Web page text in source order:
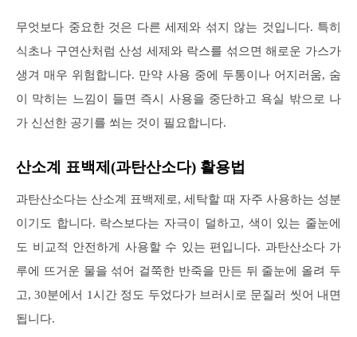
무엇보다 중요한 것은 다른 세제와 섞지 않는 것입니다. 특히
식초나 구연산처럼 산성 세제와 락스를 섞으면 해로운 가스가
생겨 매우 위험합니다. 만약 사용 중에 두통이나 어지러움, 숨
이 막히는 느낌이 들면 즉시 사용을 중단하고 욕실 밖으로 나
가 신선한 공기를 쐬는 것이 필요합니다.
산소계 표백제(과탄산소다) 활용법
과탄산소다는 산소계 표백제로, 세탁할 때 자주 사용하는 성분
이기도 합니다. 락스보다는 자극이 덜하고, 색이 있는 줄눈에
도 비교적 안전하게 사용할 수 있는 편입니다. 과탄산소다 가
루에 뜨거운 물을 섞어 걸쭉한 반죽을 만든 뒤 줄눈에 올려 두
고, 30분에서 1시간 정도 두었다가 브러시로 문질러 씻어 내면
됩니다.